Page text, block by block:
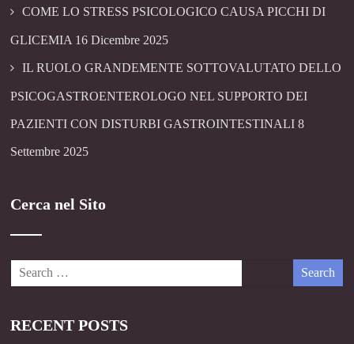
COME LO STRESS PSICOLOGICO CAUSA PICCHI DI
GLICEMIA 16 Dicembre 2025
IL RUOLO GRANDEMENTE SOTTOVALUTATO DELLO
PSICOGASTROENTEROLOGO NEL SUPPORTO DEI
PAZIENTI CON DISTURBI GASTROINTESTINALI 8
Settembre 2025
Cerca nel Sito
RECENT POSTS